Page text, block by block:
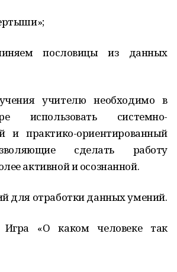
пословицы из дан­ных
учителю необходимо в
использовать системно-
и практико-ори­ентированный
сделать работу
активной и осознанной.
для отработки данных умений.
«О каком человеке так